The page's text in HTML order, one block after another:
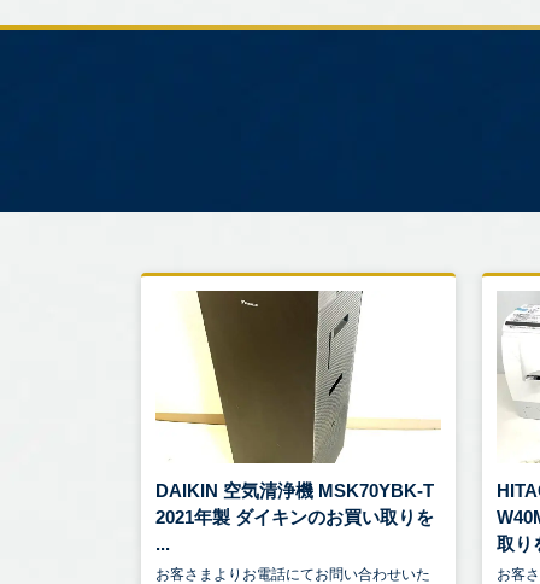
DAIKIN 空気清浄機 MSK70YBK-T
2021年製 ダイキンのお買い取りを
...
お客さまよりお電話にてお問い合わせいた
取り
お客